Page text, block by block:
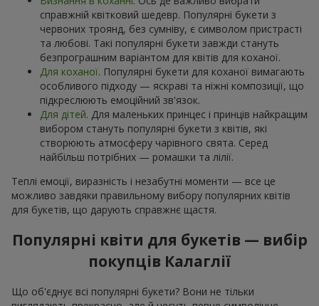
справжній квітковий шедевр. Популярні букети з
червоних троянд, без сумніву, є символом пристрасті
та любові. Такі популярні букети завжди стануть
безпрограшним варіантом для квітів для коханої.
Для коханої. Популярні букети для коханої вимагають
особливого підходу — яскраві та ніжні композиції, що
підкреслюють емоційний зв'язок.
Для дітей. Для маленьких принцес і принців найкращим
вибором стануть популярні букети з квітів, які
створюють атмосферу чарівного свята. Серед
найбільш потрібних — ромашки та лілії.
Теплі емоції, виразність і незабутні моменти — все це
можливо завдяки правильному вибору популярних квітів
для букетів, що дарують справжнє щастя.
Популярні квіти для букетів — вибір
покупців Калаглії
Що об'єднує всі популярні букети? Вони не тільки